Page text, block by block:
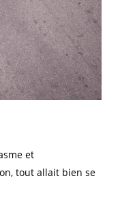
et
tout allait bien se